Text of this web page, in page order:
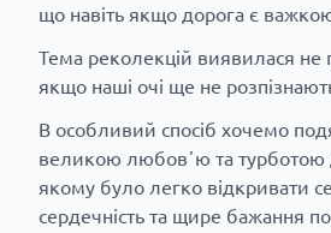
що навіть якщо дорога є
Тема реколекцій виявилася не
якщо наші очі ще не
В особливий спосіб хочемо
великою любовʼю та турботою
якому було легко відкривати
сердечність та щире бажання